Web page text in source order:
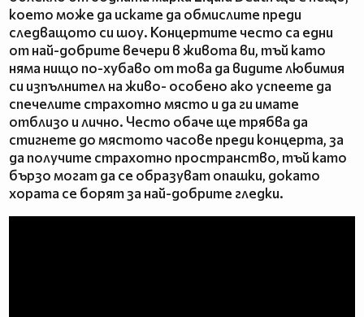
което може да искате да обмислите преди
следващото си шоу. Концертите често са едни
от най-добрите вечери в живота ви, тъй като
няма нищо по-хубаво от това да видите любимия
си изпълнител на живо- особено ако успеете да
спечелите страхотно място и да ги имате
отблизо и лично. Често обаче ще трябва да
стигнете до мястото часове преди концерта, за
да получите страхотно пространство, тъй като
бързо могат да се образуват опашки, докато
хората се борят за най-добрите гледки.